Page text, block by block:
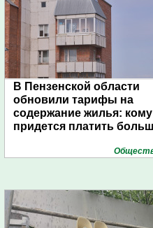
В Пензенской области
обновили тарифы на
содержание жилья: кому
придется платить